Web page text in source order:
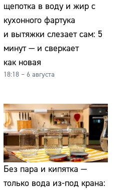
щепотка в воду и жир с
кухонного фартука
и вытяжки слезает сам: 5
минут — и сверкает
как новая
18:18 – 6 августа
Без пара и кипятка —
только вода из-под крана: